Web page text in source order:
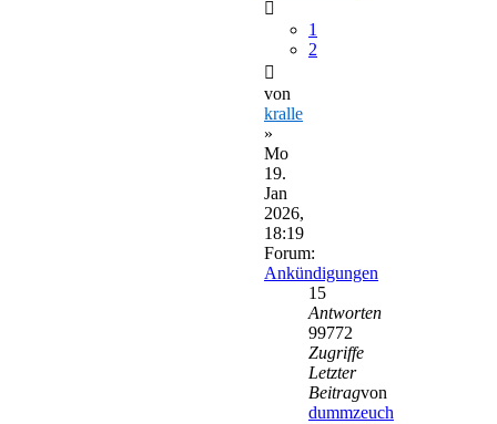
1
2
von
kralle
»
Mo
19.
Jan
2026,
18:19
Forum:
Ankündigungen
15
Antworten
99772
Zugriffe
Letzter
Beitragvon
dummzeuch